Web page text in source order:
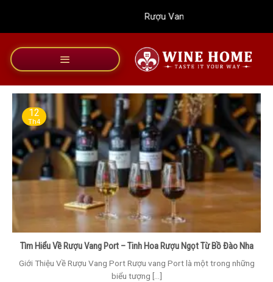
dung
Rượu Vang Wine Home
Tìm Hiểu Về Rượu Vang Port – Tinh Hoa Rượu Ngọt Từ Bồ Đào Nha
Giới Thiệu Về Rượu Vang Port Rượu vang Port là một trong những
biểu tượng [...]
12
Th4